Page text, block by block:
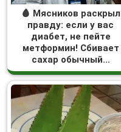
🩸 Мясников раскрыл
правду: если у вас
диабет, не пейте
метформин! Сбивает
сахар обычный...